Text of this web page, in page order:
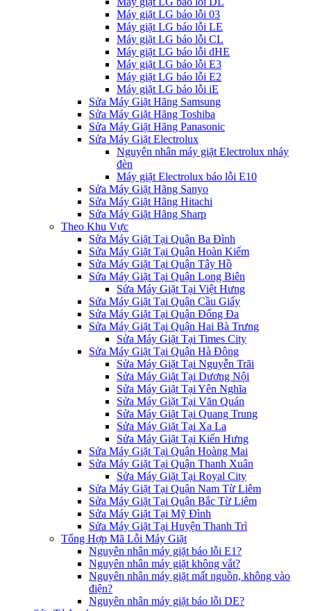
Máy giặt LG báo lỗi 03
Máy giặt LG báo lỗi LE
Máy giặt LG báo lỗi CL
Máy giặt LG báo lỗi dHE
Máy giặt LG báo lỗi E3
Máy giặt LG báo lỗi E2
Máy giặt LG báo lỗi iE
Sửa Máy Giặt Hãng Samsung
Sửa Máy Giặt Hãng Toshiba
Sửa Máy Giặt Hãng Panasonic
Sửa Máy Giặt Electrolux
Nguyên nhân máy giặt Electrolux nháy
đèn
Máy giặt Electrolux báo lỗi E10
Sửa Máy Giặt Hãng Sanyo
Sửa Máy Giặt Hãng Hitachi
Sửa Máy Giặt Hãng Sharp
Theo Khu Vực
Sửa Máy Giặt Tại Quận Ba Đình
Sửa Máy Giặt Tại Quận Hoàn Kiếm
Sửa Máy Giặt Tại Quận Tây Hồ
Sửa Máy Giặt Tại Quận Long Biên
Sửa Máy Giặt Tại Việt Hưng
Sửa Máy Giặt Tại Quận Cầu Giấy
Sửa Máy Giặt Tại Quận Đống Đa
Sửa Máy Giặt Tại Quận Hai Bà Trưng
Sửa Máy Giặt Tại Times City
Sửa Máy Giặt Tại Quận Hà Đông
Sửa Máy Giặt Tại Nguyễn Trãi
Sửa Máy Giặt Tại Dương Nội
Sửa Máy Giặt Tại Yên Nghĩa
Sửa Máy Giặt Tại Văn Quán
Sửa Máy Giặt Tại Quang Trung
Sửa Máy Giặt Tại Xa La
Sửa Máy Giặt Tại Kiến Hưng
Sửa Máy Giặt Tại Quận Hoàng Mai
Sửa Máy Giặt Tại Quận Thanh Xuân
Sửa Máy Giặt Tại Royal City
Sửa Máy Giặt Tại Quận Nam Từ Liêm
Sửa Máy Giặt Tại Quận Bắc Từ Liêm
Sửa Máy Giặt Tại Mỹ Đình
Sửa Máy Giặt Tại Huyện Thanh Trì
Tổng Hợp Mã Lỗi Máy Giặt
Nguyên nhân máy giặt báo lỗi E1?
Nguyên nhân máy giặt không vắt?
Nguyên nhân máy giặt mất nguồn, không vào
điện?
Nguyên nhân máy giặt báo lỗi DE?